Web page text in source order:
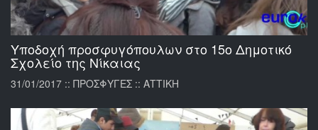
Υποδοχή προσφυγόπουλων στο 15ο Δημοτικό
Σχολείο της Νίκαιας
31/01/2017 :: ΠΡΟΣΦΥΓΕΣ :: ΑΤΤΙΚΗ